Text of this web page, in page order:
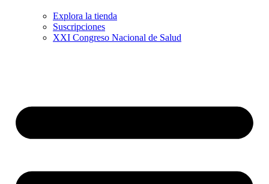
Explora la tienda
Suscripciones
XXI Congreso Nacional de Salud